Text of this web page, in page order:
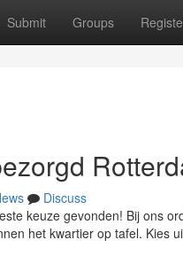
Submit Groups
Discuss
keuze gevonden! Bij ons
het kwartier op tafel. Kies